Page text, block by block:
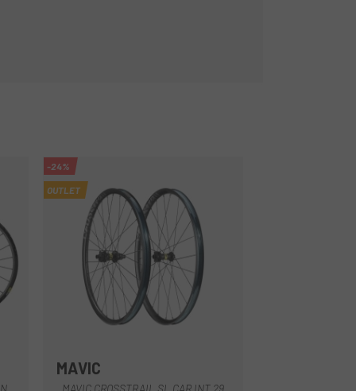
-24%
OUTLET
MAVIC
MAVIC CROSSTRAIL SL CAR INT 29